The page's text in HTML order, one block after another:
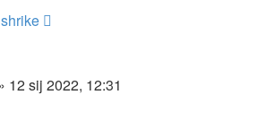
shrike
12 sij 2022, 12:31